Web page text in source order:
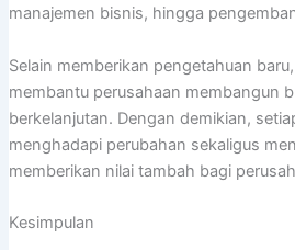
manajemen bisnis, hingga
Selain memberikan pengetahuan
membantu perusahaan membangun
berkelanjutan. Dengan demikian,
menghadapi perubahan sekaligus
memberikan nilai tambah bagi
Kesimpulan